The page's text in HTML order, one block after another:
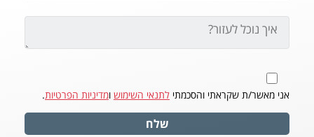
אני מאשר/ת שקראתי והסכמתי לתנאי השימוש ומדיניות הפרטיות.
שלח